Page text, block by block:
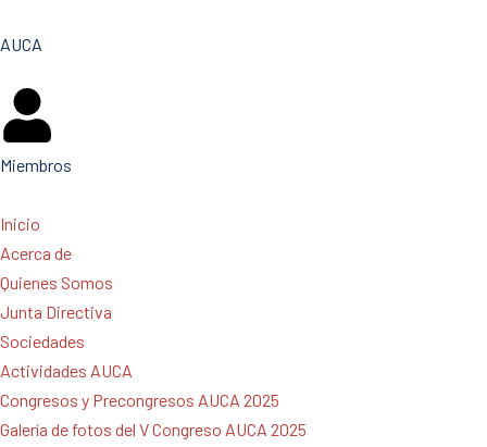
AUCA
Miembros
Inicio
Acerca de
Quienes Somos
Junta Directiva
Sociedades
Actividades AUCA
Congresos y Precongresos AUCA 2025
Galería de fotos del V Congreso AUCA 2025